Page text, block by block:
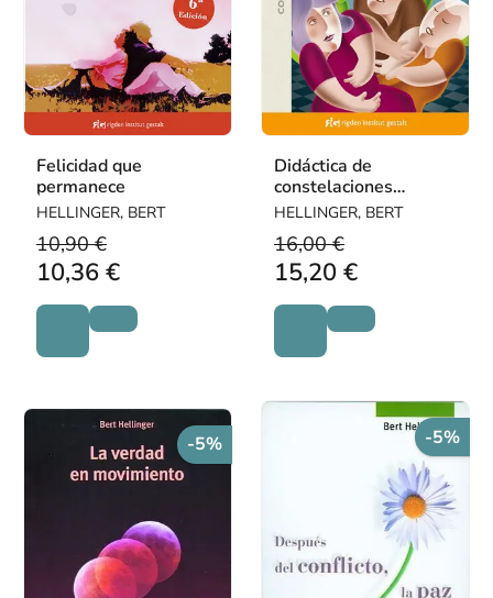
Felicidad que
permanece
HELLINGER, BERT
10,90 €
10,36 €
Didáctica de
constelaciones
familiares
HELLINGER, BERT
16,00 €
15,20 €
-5% -5%